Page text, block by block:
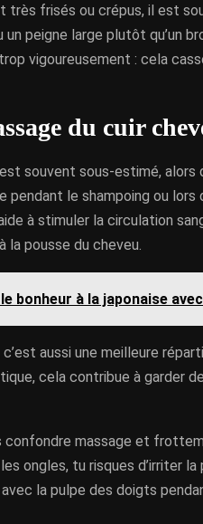
très frisés ou crépus, il est
peigne large plutôt qu’un
vigoureusement : cela
du cuir
souvent sous-estimé, alors
le shampoing ou lors
à stimuler la circulation
la pousse du cheveu.
bonheur à la japonaise
aussi une meilleure
cela contribue à garder
massage et
ongles, tu risques d’irriter la
la pulpe des doigts